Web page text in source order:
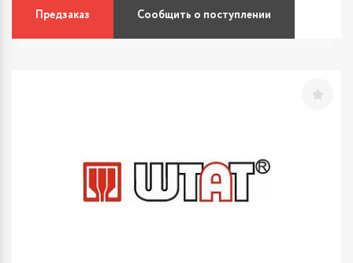
Предзаказ Сообщить о поступлении